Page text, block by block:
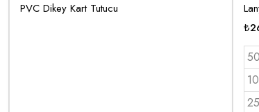
PVC Dikey Kart Tutucu
₺